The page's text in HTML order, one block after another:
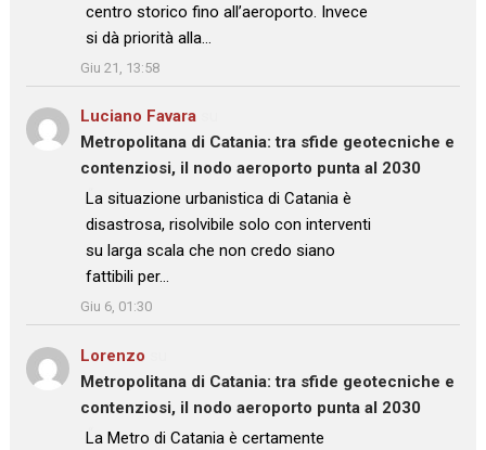
centro storico fino all’aeroporto. Invece
si dà priorità alla…
”
Giu 21, 13:58
Luciano Favara
Metropolitana di Catania: tra sfide geotecniche e
contenziosi, il nodo aeroporto punta al 2030
: “La situazione urbanistica di Catania è
disastrosa, risolvibile solo con interventi
su larga scala che non credo siano
fattibili per…
Giu 6, 01:30
Lorenzo
Metropolitana di Catania: tra sfide geotecniche e
contenziosi, il nodo aeroporto punta al 2030
: “La Metro di Catania è certamente